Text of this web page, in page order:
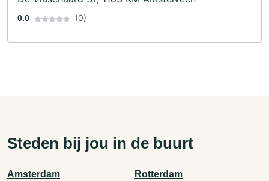
0.0 (0)
Steden bij jou in de buurt
Amsterdam Rotterdam